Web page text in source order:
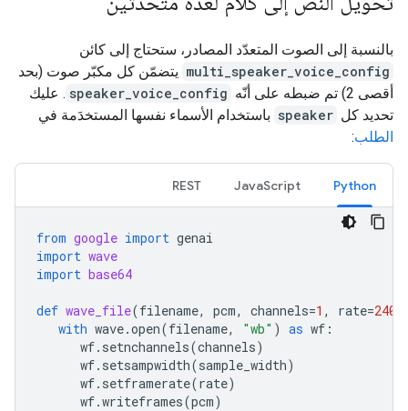
بالنسبة إلى الصوت المتعدّد المصادر، ستحتاج إلى كائن
multi_speaker_voice_config يتضمّن كل مكبّر صوت (بحد
أقصى 2) تم ضبطه على أنّه
speaker_voice_config . عليك
تحديد كل speaker باستخدام الأسماء نفسها المستخدَمة في
الطلب:
Python
JavaScript
REST
from google import genai
import wave
import base64
def wave_file(filename, pcm, channels=1 , rate=
with wave.open(filename, "wb" ) as wf :
wf. setnchannels(channels)
wf. setsampwidth(sample_width)
wf. setframerate(rate)
wf.writeframes(pcm)